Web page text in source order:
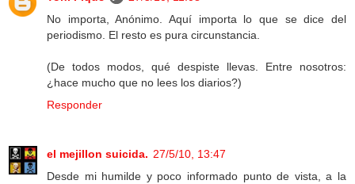
No importa, Anónimo. Aquí importa lo que se dice del
periodismo. El resto es pura circunstancia.
(De todos modos, qué despiste llevas. Entre nosotros:
¿hace mucho que no lees los diarios?)
Responder
el mejillon suicida. 27/5/10, 13:47
Desde mi humilde y poco informado punto de vista, a la